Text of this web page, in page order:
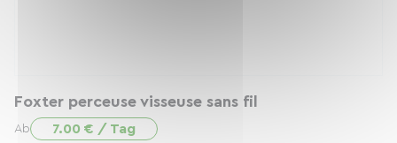
Foxter perceuse visseuse sans fil
Ab 7.00 € / Tag